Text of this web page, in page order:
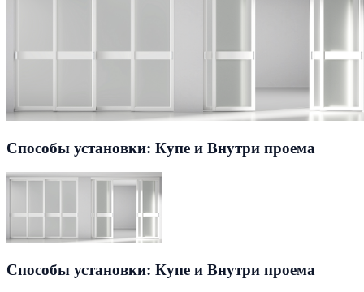
Способы установки: Купе и Внутри проема
Способы установки: Купе и Внутри проема